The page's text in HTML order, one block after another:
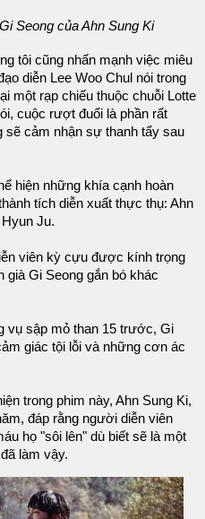
Seong của Ahn Sung Ki
tôi cũng nhấn mạnh việc miêu
diễn Lee Woo Chul nói trong
một rạp chiếu thuộc chuỗi Lotte
cuộc rượt đuổi là phần rất
sẽ cảm nhận sự thanh tẩy sau
hiện những khía cạnh hoàn
tích diễn xuất thực thụ: Ahn
Ju.
viên kỳ cựu được kính trọng
già Gi Seong gắn bó khác
vụ sập mỏ than 15 trước, Gi
giác tội lỗi và những cơn ác
trong phim này, Ahn Sung Ki,
đáp rằng người diễn viên
họ "sôi lên" dù biết sẽ là một
làm vậy.